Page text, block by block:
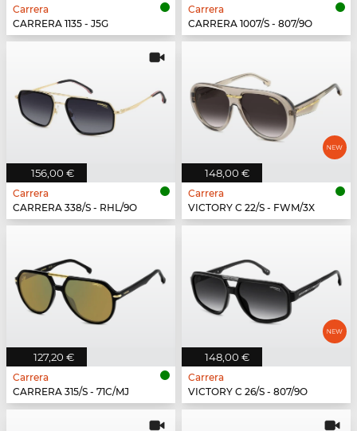
Carrera
CARRERA 1135 - J5G
Carrera
CARRERA 1007/S - 807/9O
156,00 €
Carrera
CARRERA 338/S - RHL/9O
148,00 €
Carrera
VICTORY C 22/S - FWM/3X
127,20 €
Carrera
CARRERA 315/S - 71C/MJ
148,00 €
Carrera
VICTORY C 26/S - 807/9O